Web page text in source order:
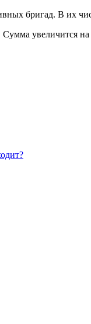
бригад. В их
увеличится на